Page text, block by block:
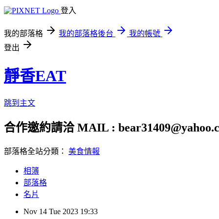
登入
我的部落格 我的部落格後台
我的帳號
登出
靜香EAT
跳到主文
合作邀約請洽 MAIL :
部落格全站分類： 美食情報
相簿
部落格
名片
Nov 14 Tue 2023 19:33